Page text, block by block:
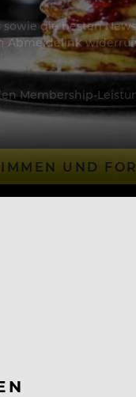
die besten
Abmeldelink
Membership-
UND